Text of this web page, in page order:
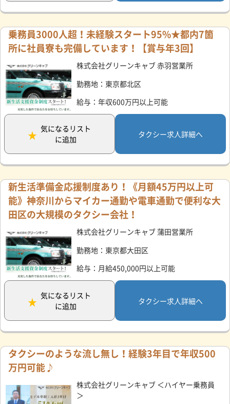
乗務員3000人超！未経験スタート95%★都内7箇
所に社員寮も完備しています！【賞与年3回】
株式会社グリーンキャブ 赤羽営業所
勤務地：東京都北区
給与：年収600万円以上可能
気になるリスト
に追加
タクシー求人詳細へ
新生活準備金応援制度あり！《月額45万円以上可
能》神奈川からマイカー通勤や電車通勤で便利な大
田区の大規模のタクシー会社！
株式会社グリーンキャブ 蒲田営業所
勤務地：東京都大田区
給与：月給450,000円以上可能
気になるリスト
に追加
タクシー求人詳細へ
タクシーのような流し無し！経験3年目で年収500
万円可能♪
株式会社グリーンキャブ ＜ハイヤー乗務員
＞